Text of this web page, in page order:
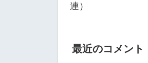
連）
最近のコメント